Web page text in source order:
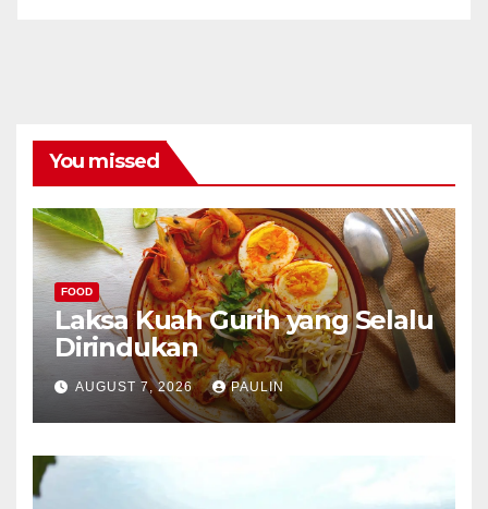
You missed
FOOD
Laksa Kuah Gurih yang Selalu
Dirindukan
AUGUST 7, 2026 PAULIN